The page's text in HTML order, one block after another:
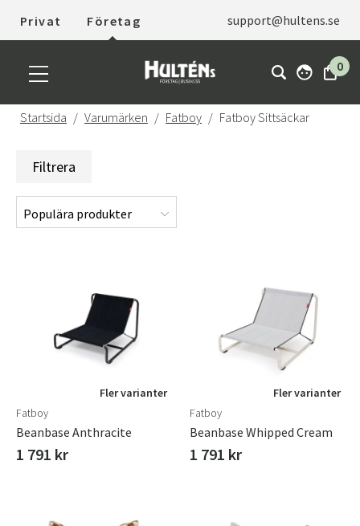
Privat Företag support@hultens.se
0
Startsida Varumärken Fatboy Fatboy Sittsäckar
Filtrera
Fler varianter
Fatboy
Beanbase Anthracite
1 791 kr
Fler varianter
Fatboy
Beanbase Whipped Cream
1 791 kr